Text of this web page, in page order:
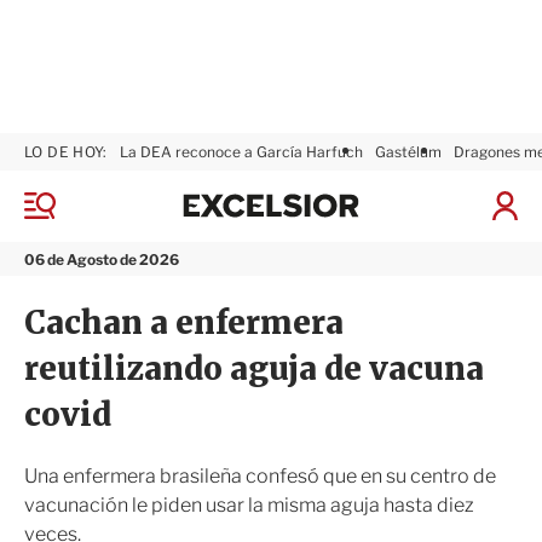
M
n
06 de Agosto de 2026
LO DE HOY: La DEA reconoce a García Harfuch Gastélum Dragones
I
x
r
Cachan a enfermera
reutilizando aguja de vacuna
covid
Una enfermera brasileña confesó que en su centro de
vacunación le piden usar la misma aguja hasta diez
veces.